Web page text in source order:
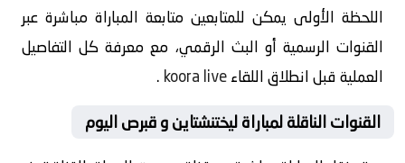
اللحظة الأولى يمكن للمتابعين متابعة المباراة مباشرة عبر
القنوات الرسمية أو البث الرقمي، مع معرفة كل التفاصيل
العملية قبل انطلاق اللقاءkoora live
.
القنوات الناقلة لمباراة ليختنشتاين و قبرص اليوم